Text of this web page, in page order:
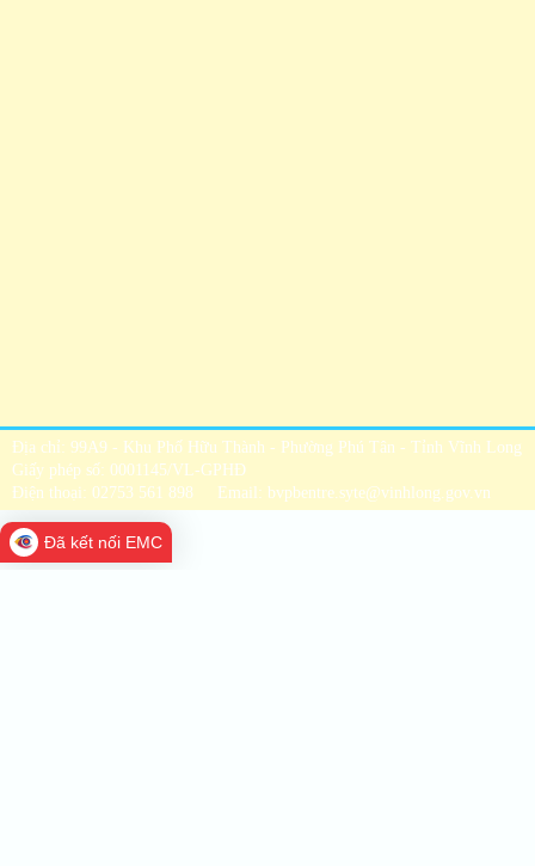
Địa chỉ: 99A9 - Khu Phố Hữu Thành - Phường Phú Tân - Tỉnh Vĩnh Long
Giấy phép số: 0001145/VL-GPHĐ
Điện thoại: 02753 561 898 Email: bvpbentre.syte@vinhlong.gov.vn
Đã kết nối EMC